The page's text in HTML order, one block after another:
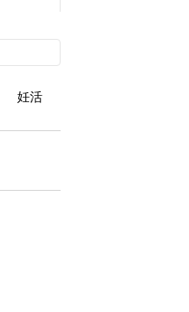
妊活